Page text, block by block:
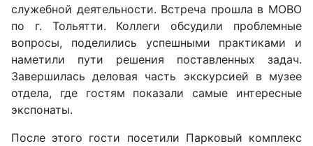
служебной деятельности. Встреча прошла в МОВО
по г. Тольятти. Коллеги обсудили проблемные
вопросы, поделились успешными практиками и
наметили пути решения поставленных задач.
Завершилась деловая часть экскурсией в музее
отдела, где гостям показали самые интересные
экспонаты.
После этого гости посетили Парковый комплекс